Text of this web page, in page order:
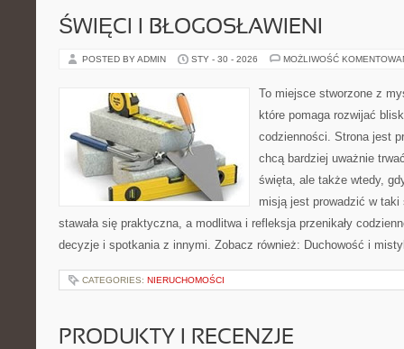
ŚWIĘCI I BŁOGOSŁAWIENI
POSTED BY ADMIN STY - 30 - 2026 MOŻLIWOŚĆ
To miejsce stworzone z
które pomaga rozwijać
codzienności. Strona jest
chcą bardziej uważnie
święta, ale także wtedy,
misją jest prowadzić w
stawała się praktyczna, a modlitwa i refleksja przenikały
decyzje i spotkania z innymi. Zobacz również: Duchowość i
CATEGORIES: NIERUCHOMOŚCI
PRODUKTY I RECENZJE